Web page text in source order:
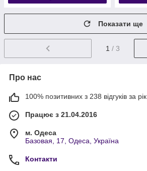
Показати ще
1 / 3
Про нас
100% позитивних з 238 відгуків за рік
Працює з 21.04.2016
м. Одеса
Базовая, 17, Одеса, Україна
Контакти